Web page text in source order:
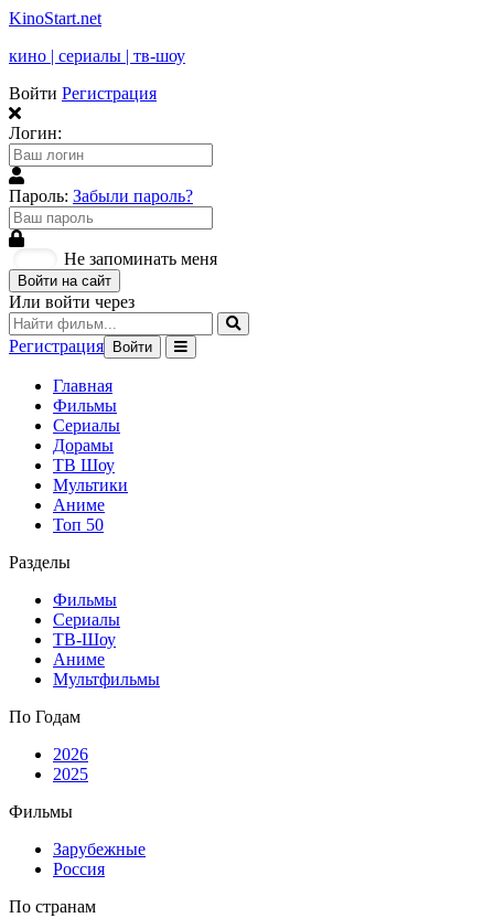
KinoStart.net
кино | сериалы | тв-шоу
Войти Регистрация
Логин:
Пароль: Забыли пароль?
Не запоминать меня
Войти на сайт
Или войти через
Регистрация Войти
Главная
Фильмы
Сериалы
Дорамы
ТВ Шоу
Мультики
Аниме
Топ 50
Разделы
Фильмы
Сериалы
ТВ-Шоу
Аниме
Мультфильмы
По Годам
2026
2025
Фильмы
Зарубежные
Россия
По странам